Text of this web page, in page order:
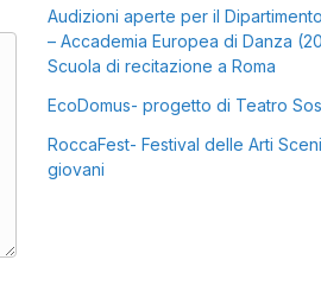
Audizioni aperte per il
– Accademia Europea di Danza
Scuola di recitazione a Roma
EcoDomus- progetto di Teatro
RoccaFest- Festival delle Arti
giovani